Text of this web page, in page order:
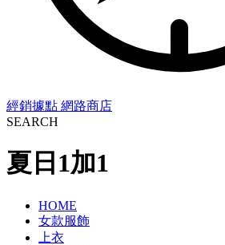
經銷據點 網路商店
SEARCH
夏日1加1
HOME
女款服飾
上衣